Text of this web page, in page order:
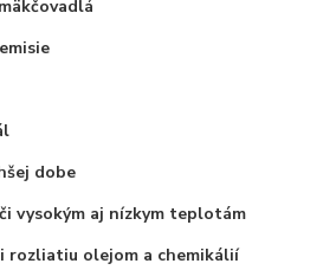
dobe
vysokým aj nízkym teplotám
rozliatiu olejom a chemikálií